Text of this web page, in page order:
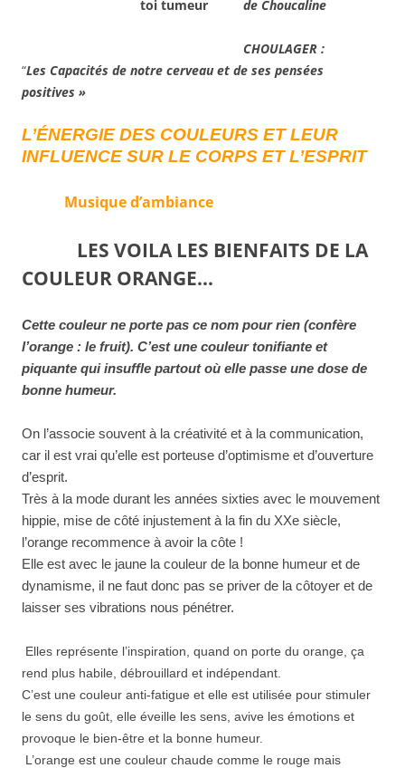
de Choucaline
CHOULAGER :
“Les Capacités de notre cerveau et de ses pensées
positives »
L’ÉNERGIE DES COULEURS ET LEUR
INFLUENCE SUR LE CORPS ET L’ESPRIT
Musique d’ambiance
LES VOILA LES BIENFAITS DE LA
COULEUR ORANGE…
Cette couleur ne porte pas ce nom pour rien (confère
l’orange : le fruit). C’est une couleur tonifiante et
piquante qui insuffle partout où elle passe une dose de
bonne humeur.
On l’associe souvent à la créativité et à la communication,
car il est vrai qu’elle est porteuse d’optimisme et d’ouverture
d’esprit.
Très à la mode durant les années sixties avec le mouvement
hippie, mise de côté injustement à la fin du XXe siècle,
l’orange recommence à avoir la côte !
Elle est avec le jaune la couleur de la bonne humeur et de
dynamisme, il ne faut donc pas se priver de la côtoyer et de
laisser ses vibrations nous pénétrer.
Elles représente l’inspiration, quand on porte du orange, ça
rend plus habile, débrouillard et indépendant.
C’est une couleur anti-fatigue et elle est utilisée pour stimuler
le sens du goût, elle éveille les sens, avive les émotions et
provoque le bien-être et la bonne humeur.
L’orange est une couleur chaude comme le rouge mais